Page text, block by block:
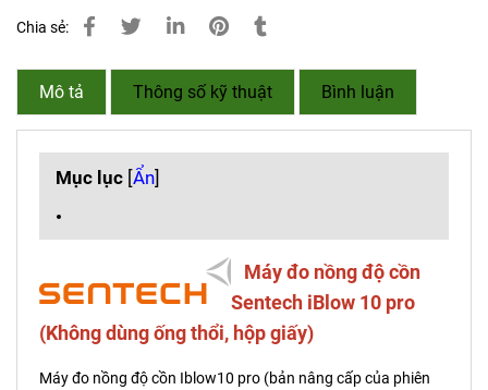
Chia sẻ:
Mô tả Thông số kỹ thuật Bình luận
Mục lục [Ẩn]
Máy đo nồng độ cồn
Sentech iBlow 10 pro
(Không dùng ống thổi, hộp giấy)
Máy đo nồng độ cồn Iblow10 pro (bản nâng cấp của phiên